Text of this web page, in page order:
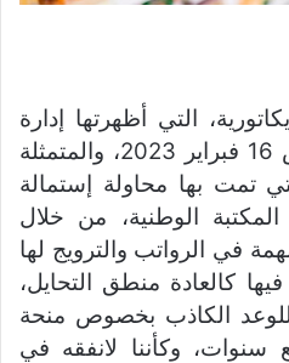
التي أظهرتها إدارة
المكتبة الوطنية يوم أمس 16 فبراير 2023، والمتمثلة
تمت بها محاولة إستمالة
الوطنية، من خلال
في الرواتب والترويج لها
كالعادة منطق التحايل،
الكاذب بخصوص منحة
سنوات، وكأننا لانفقه في